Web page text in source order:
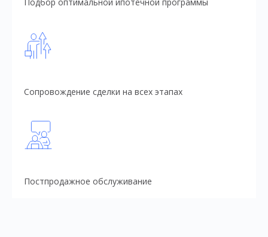
Сопровождение сделки на всех этапах
Постпродажное обслуживание